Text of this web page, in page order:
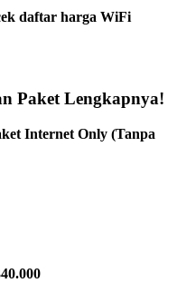
daftar harga WiFi
Paket Lengkapnya!
Internet Only (Tanpa